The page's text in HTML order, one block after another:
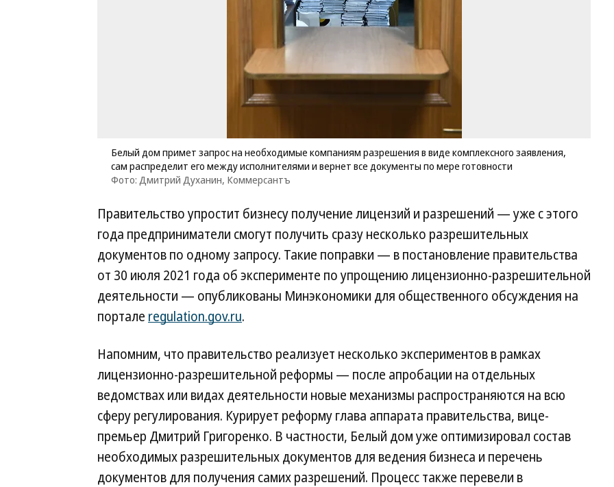
Белый дом примет запрос на необходимые компаниям разрешения в виде комплексного заявления,
сам распределит его между исполнителями и вернет все документы по мере готовности
Фото: Дмитрий Духанин, Коммерсантъ
Правительство упростит бизнесу получение лицензий и разрешений — уже с этого
года предприниматели смогут получить сразу несколько разрешительных
документов по одному запросу. Такие поправки — в постановление правительства
от 30 июля 2021 года об эксперименте по упрощению лицензионно-разрешительной
деятельности — опубликованы Минэкономики для общественного обсуждения на
портале regulation.gov.ru.
Напомним, что правительство реализует несколько экспериментов в рамках
лицензионно-разрешительной реформы — после апробации на отдельных
ведомствах или видах деятельности новые механизмы распространяются на всю
сферу регулирования. Курирует реформу глава аппарата правительства, вице-
премьер Дмитрий Григоренко. В частности, Белый дом уже оптимизировал состав
необходимых разрешительных документов для ведения бизнеса и перечень
документов для получения самих разрешений. Процесс также перевели в